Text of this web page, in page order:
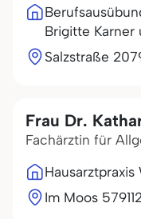
Brigitte Karner
Salzstraße 20
Frau Dr.
Fachärztin für
Im Moos 5